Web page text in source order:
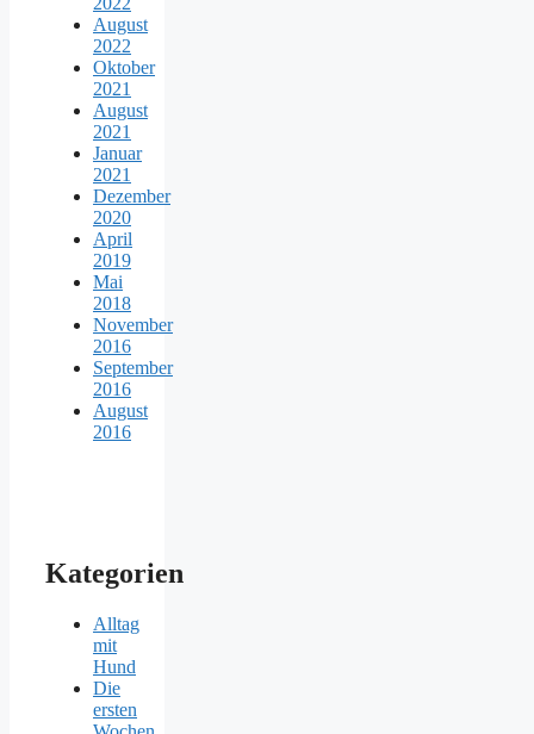
August
2022
Oktober
2021
August
2021
Januar
2021
Dezember
2020
April
2019
Mai
2018
November
2016
September
2016
August
2016
Kategorien
Alltag
mit
Hund
Die
ersten